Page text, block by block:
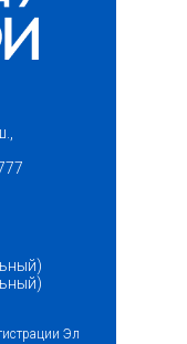
email)
Эл